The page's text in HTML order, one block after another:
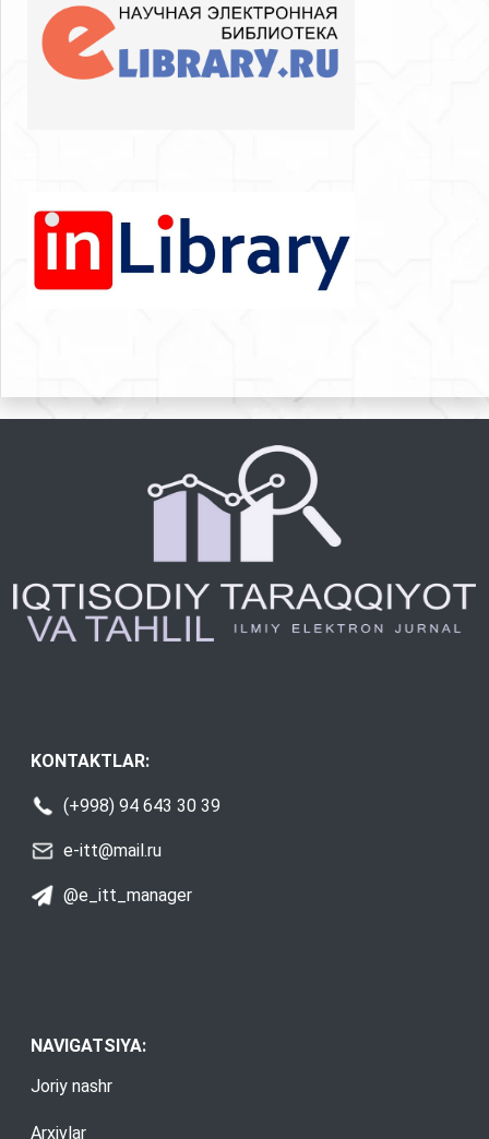
KONTAKTLAR:
(+998) 94 643 30 39
e-itt@mail.ru
@e_itt_manager
NAVIGATSIYA:
Joriy nashr
Arxivlar